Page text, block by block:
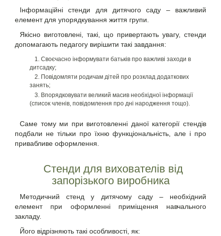
Інформаційні стенди для дитячого саду – важливий
елемент для упорядкування життя групи.
Якісно виготовлені, такі, що привертають увагу, стенди
допомагають педагогу вирішити такі завдання:
Своєчасно інформувати батьків про важливі заходи в
дитсадку;
Повідомляти родичам дітей про розклад додаткових
занять;
Впорядковувати великий масив необхідної інформації
(список членів, повідомлення про дні народження тощо).
Саме тому ми при виготовленні даної категорії стендів
подбали не тільки про їхню функціональність, але і про
привабливе оформлення.
Стенди для вихователів від
запорізького виробника
Методичний стенд у дитячому саду – необхідний
елемент при оформленні приміщення навчального
закладу.
Його відрізняють такі особливості, як: